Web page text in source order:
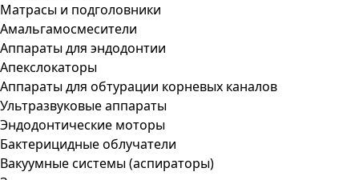
Матрасы и подголовники
Амальгамосмесители
Аппараты для эндодонтии
Апекслокаторы
Аппараты для обтурации корневых каналов
Ультразвуковые аппараты
Эндодонтические моторы
Бактерицидные облучатели
Вакуумные системы (аспираторы)